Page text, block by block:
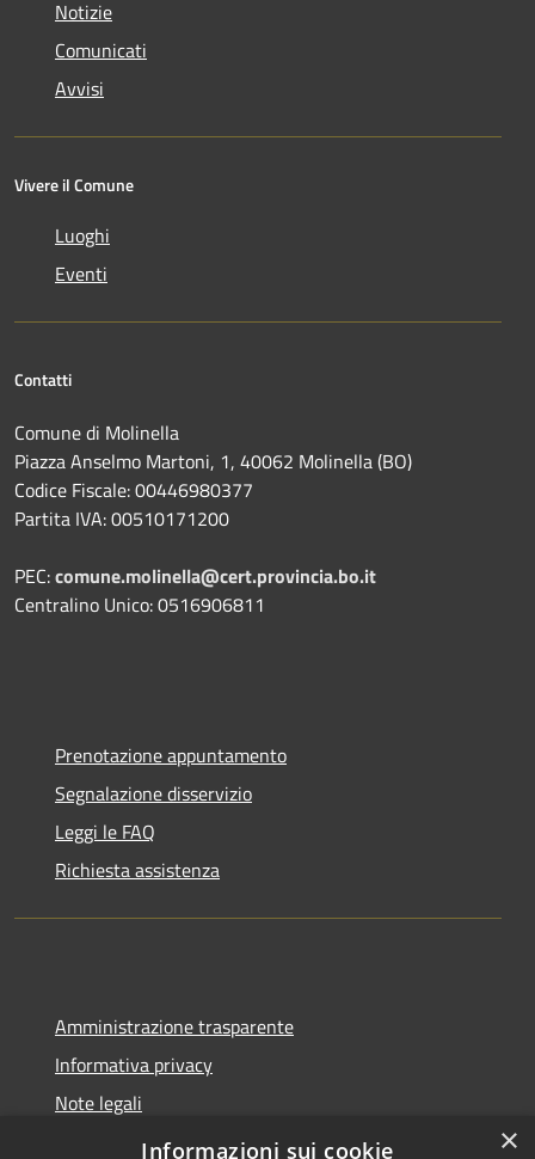
Notizie
Comunicati
Avvisi
Vivere il Comune
Luoghi
Eventi
Contatti
Comune di Molinella
Piazza Anselmo Martoni, 1, 40062 Molinella (BO)
Codice Fiscale: 00446980377
Partita IVA: 00510171200
PEC:comune.molinella@cert.provincia.bo.it
Centralino Unico: 0516906811
Prenotazione appuntamento
Segnalazione disservizio
Leggi le FAQ
Richiesta assistenza
Amministrazione trasparente
Informativa privacy
Note legali
Dichiarazione di accessibilità
×
Informazioni sui cookie